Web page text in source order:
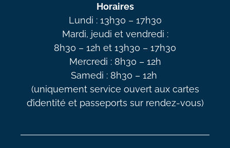
Horaires
Lundi : 13h30 – 17h30
Mardi, jeudi et vendredi :
8h30 – 12h et 13h30 – 17h30
Mercredi : 8h30 – 12h
Samedi : 8h30 – 12h
(uniquement service ouvert aux cartes
d’identité et passeports sur rendez-vous)